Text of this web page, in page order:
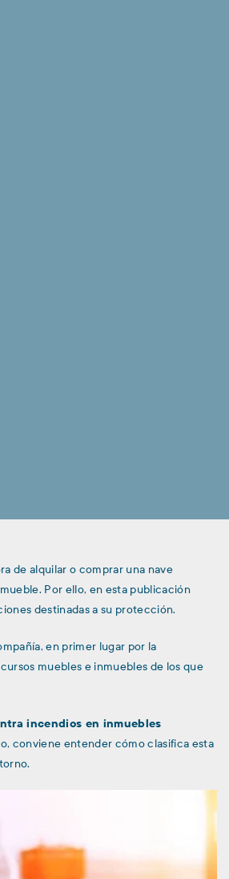
de alquilar o comprar una nave
Por ello, en esta publicación
destinadas a su protección.
en primer lugar por la
muebles e inmuebles de los que
incendios en inmuebles
conviene entender cómo clasifica esta